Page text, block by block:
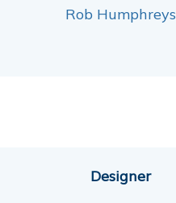
Rob Humphreys
Designer